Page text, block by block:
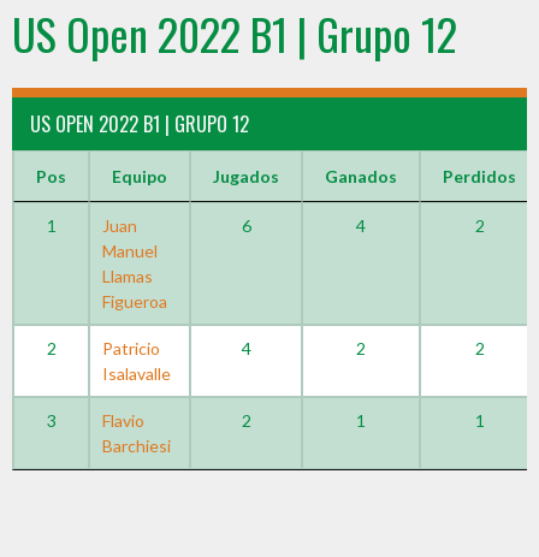
US Open 2022 B1 | Grupo 12
US OPEN 2022 B1 | GRUPO 12
Pos Equipo Jugados Ganados Perdidos
1
Juan
Manuel
Llamas
Figueroa
6 4 2
2
Patricio
Isalavalle
4 2 2
3
Flavio
Barchiesi
2 1 1